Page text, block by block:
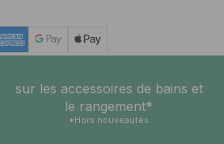
sur les accessoires de bains et
le rangement*
*Hors nouveautés